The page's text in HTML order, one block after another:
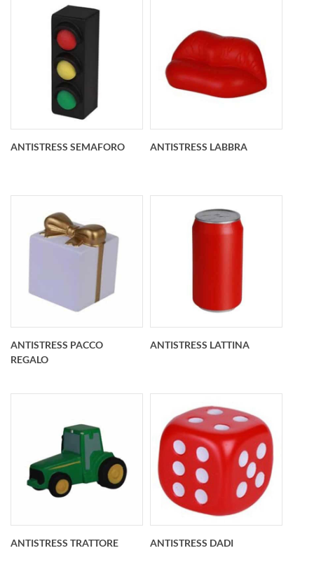
Antistress Mini
personalizzato
98x45x38 mm
Antistress tazzina
caffè personalizzato
Antistress semaforo
personalizzato
100x35x45 mm
ANTISTRESS SEMAFORO
Antistress labbra
personalizzato
86x48x34 mm
ANTISTRESS LABBRA
Antistress pacco
regalo personalizzato
ANTISTRESS PACCO
REGALO
Antistress lattina
personalizzato O 62
mm x 120 mm
ANTISTRESS LATTINA
ANTISTRESS TRATTORE ANTISTRESS DADI